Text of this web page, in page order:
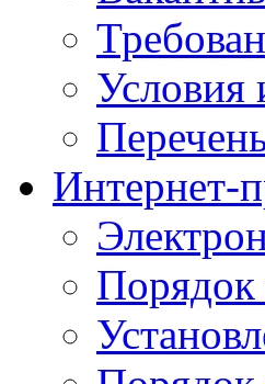
Условия
Интернет-
Порядок